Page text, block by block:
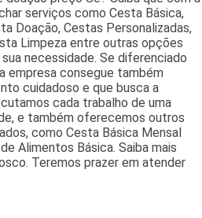
serviços como Cesta Básica,
Doação, Cestas Personalizadas,
Limpeza entre outras opções
necessidade. Se diferenciado
empresa consegue também
cuidadoso e que busca a
cada trabalho de uma
e também oferecemos outros
como Cesta Básica Mensal
Alimentos Básica. Saiba mais
Teremos prazer em atender